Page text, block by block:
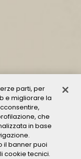
parti, per
e migliorare la
che
in base
il banner puoi
cookie tecnici.